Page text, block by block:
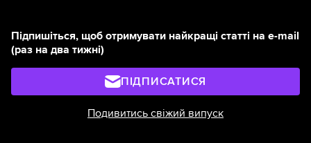
Підпишіться, щоб отримувати найкращі статті на e-mail
(раз на два тижні)
ПІДПИСАТИСЯ
Подивитись свіжий випуск